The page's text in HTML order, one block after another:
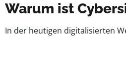
Warum ist
In der heutigen digitalisierten